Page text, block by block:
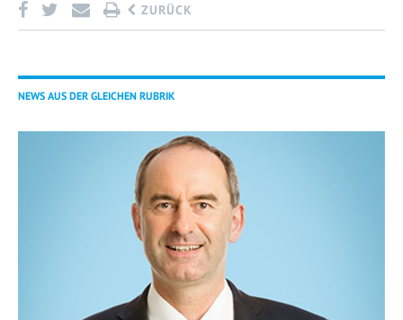
ZURÜCK
NEWS AUS DER GLEICHEN RUBRIK